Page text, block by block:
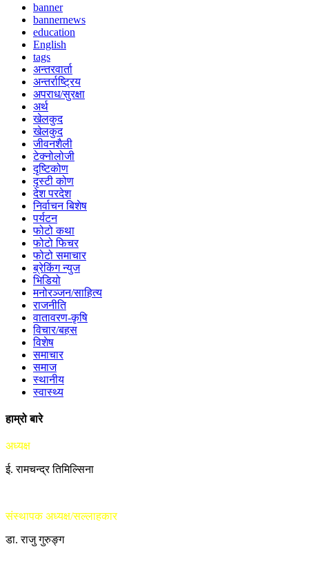
banner
bannernews
education
English
tags
अन्तरवार्ता
अन्तर्राष्ट्रिय
अपराध/सुरक्षा
अर्थ
खेलकुद
खेलकुद
जीवनशैली
टेक्नोलोजी
दृष्टिकोण
दृस्टी कोण
देश परदेश
निर्वाचन बिशेष
पर्यटन
फोटो कथा
फोटो फिचर
फोटो समाचार
ब्रेकिंग न्युज
भिडियो
मनोरञ्जन/साहित्य
राजनीति
वातावरण-कृषि
विचार/बहस
विशेष
समाचार
समाज
स्थानीय
स्वास्थ्य
हाम्रो बारे
अध्यक्ष
ई. रामचन्द्र तिमिल्सिना
संस्थापक अध्यक्ष/सल्लाहकार
डा. राजु गुरुङ्ग